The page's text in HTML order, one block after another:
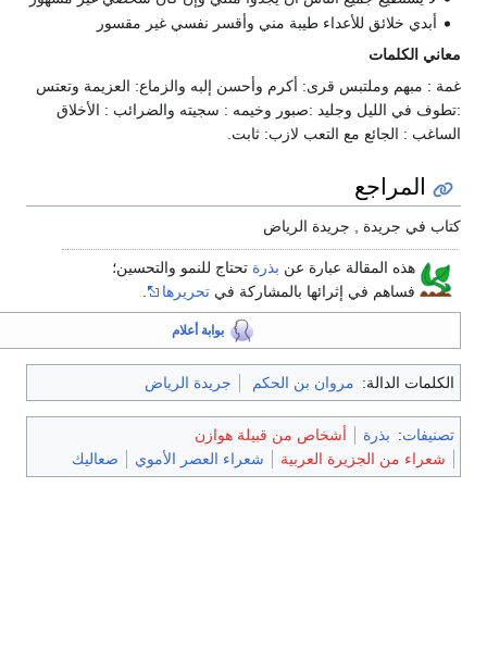
أبدي خلائق للأعداء طيبة مني وأقسر نفسي غير مقسور
الكلمات
: مبهم وملتبس قرى: أكرم وأحسن إلبه والزماع: العزيمة وتعتس
في الليل وجليد :صبور وخيمه : سجيته والضرائب : الأخلاق
: الجائع مع التعب لازب: ثابت.
المراجع
في جريدة , جريدة الرياض
هذه المقالة عبارة عن بذرة تحتاج للنمو والتحسين؛
فساهم في إثرائها بالمشاركة في تحريرها .
بوابة أعلام
الكلمات الدالة: مروان بن الحكم جريدة الرياض
تصنيفات: بذرة
أشخاص من قبيلة هوازن
شعراء من الجزيرة العربية
شعراء العصر الأموي صعاليك